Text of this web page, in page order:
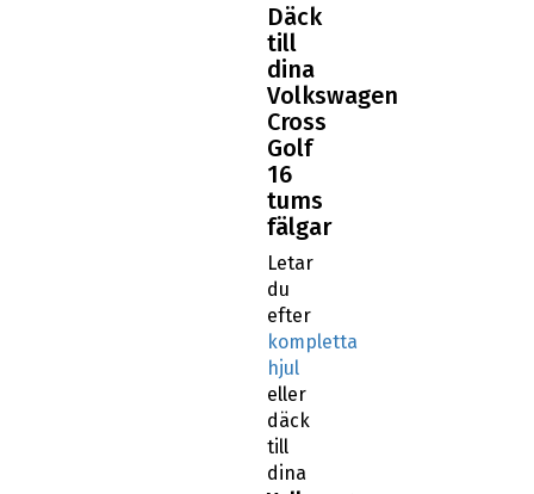
Däck
till
dina
Volkswagen
Cross
Golf
16
tums
fälgar
Letar
du
efter
kompletta
hjul
eller
däck
till
dina